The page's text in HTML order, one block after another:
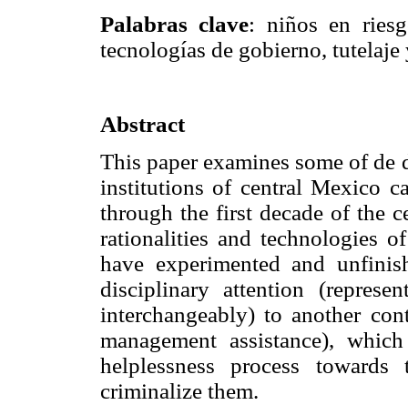
Palabras clave: niños en
tecnologías de gobierno,
Abstract
This paper examines some of
institutions of central Mexico
through the first decade of the
rationalities and technologies
have experimented and
disciplinary attention
interchangeably) to another
management assistance),
helplessness process
criminalize them.